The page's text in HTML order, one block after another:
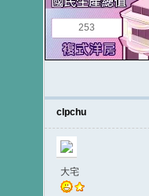
253
clpchu
大宅